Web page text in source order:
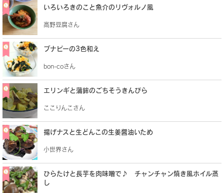
いろいろきのこと魚介のリヴォルノ風
高野豆腐さん
ブナピーの3色和え
bon-coさん
エリンギと蒲鉾のごちそうきんぴら
ここりんこさん
揚げナスと生どんこの生姜醤油いため
小世界さん
ひらたけと長芋を肉味噌で♪ チャンチャン焼き風ホイル蒸
し